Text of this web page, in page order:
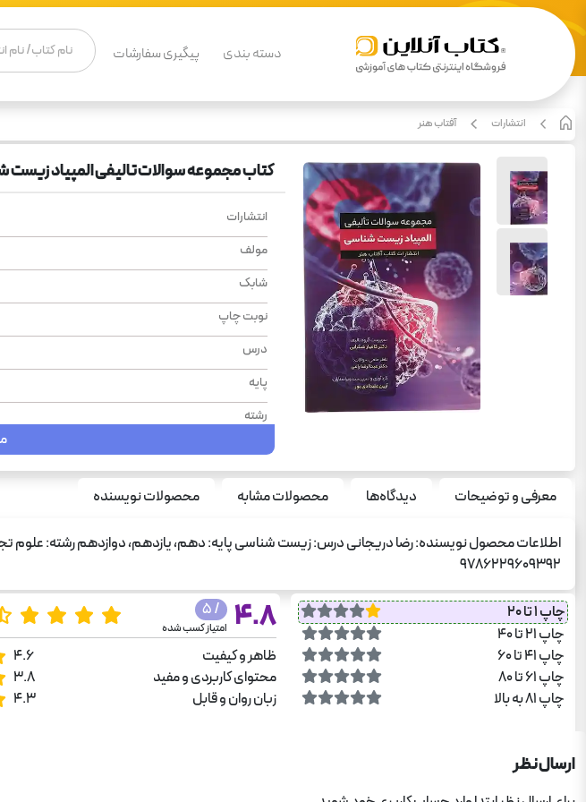
دسته بندی پیگیری سفارشات
انتشارات آفتاب هنر
کتاب مجموعه سوالات تالیفی المپیاد زیست
انتشارات
مولف
شابک
نوبت چاپ
درس
پایه
رشته
تعداد صفحه
وزن
معرفی و توضیحات دیدگاه‌ها محصولات مشابه محصولات نویسنده
9786229609392
چاپ 1 تا 20
چاپ 21 تا 40
چاپ 41 تا 60
چاپ 61 تا 80
چاپ 81 به بالا
4.8
/ 5
امتیاز کسب شده
ظاهر و کیفیت
4.6
محتوای کاربردی و مفید
3.8
زبان روان و قابل
4.3
ارسال نظر